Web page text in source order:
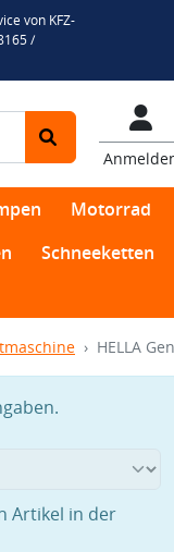
von KFZ-
/
Motorrad
Schneeketten
HELLA
Artikel in der